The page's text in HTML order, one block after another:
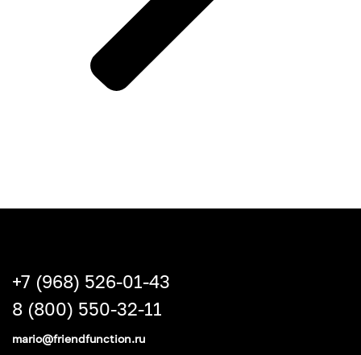
+7 (968) 526-01-43
8 (800) 550-32-11
mario@friendfunction.ru